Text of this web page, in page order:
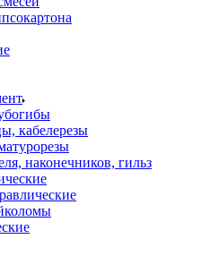
кабелерезы
наконечников, гильз